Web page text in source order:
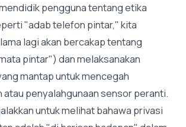
pengguna tentang etika
"adab telefon pintar," kita
lagi akan bercakap tentang
pintar") dan melaksanakan
mantap untuk mencegah
atau penyalahgunaan sensor peranti.
untuk melihat bahawa privasi